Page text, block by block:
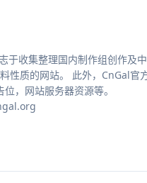
于收集整理国内制作组创作及
性质的网站。 此外，CnGal官
，网站服务器资源等。